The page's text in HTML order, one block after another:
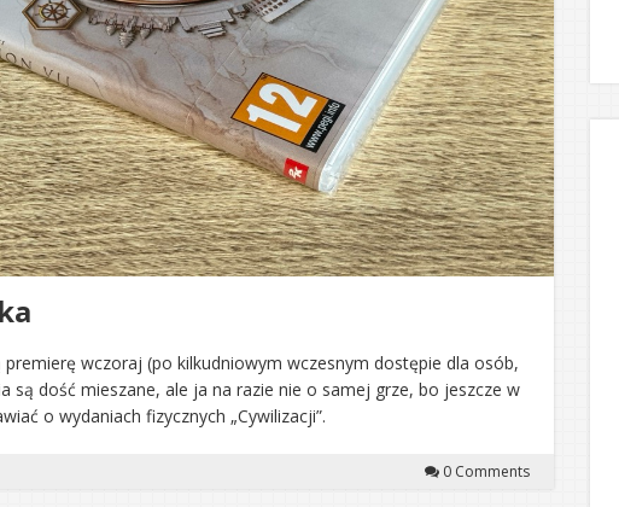
premierę wczoraj (po kilkudniowym wczesnym dostępie dla osób,
są dość mieszane, ale ja na razie nie o samej grze, bo jeszcze w
o wydaniach fizycznych „Cywilizacji”.
0 Comments